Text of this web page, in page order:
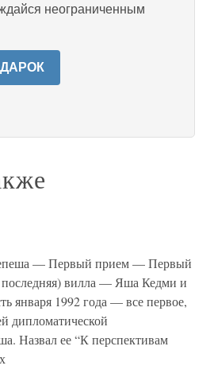
неограниченным
— Первый прием — Первый
вилла — Яша Кедми и
января 1992 года — все первое,
дипломатической
Назвал ее “К перспективам